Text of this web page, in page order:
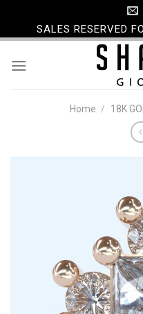
content
SALES RESERVED
Home / 18K